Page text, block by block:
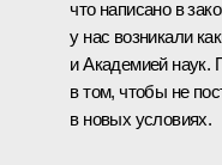
что написано в
у нас возникали
и Академией наук.
в том, чтобы не
в новых условиях.